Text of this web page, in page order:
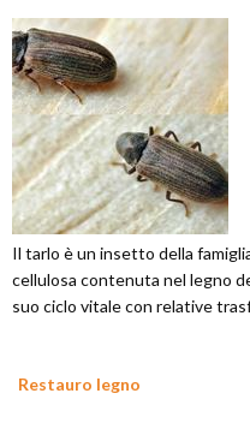
Il tarlo è un insetto della
cellulosa contenuta nel legno
suo ciclo vitale con relative
Restauro legno